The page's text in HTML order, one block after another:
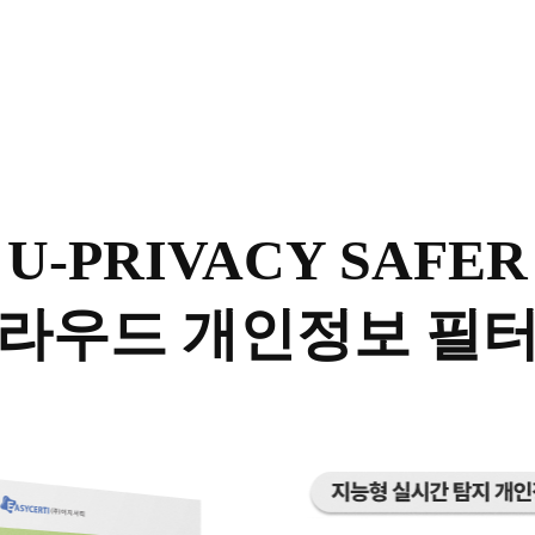
U-PRIVACY SAFER
우드 개인정보 필